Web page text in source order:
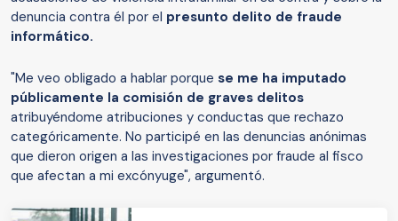
denuncia contra él por el presunto delito de fraude
informático.
"Me veo obligado a hablar porque se me ha imputado
públicamente la comisión de graves delitos
atribuyéndome atribuciones y conductas que rechazo
categóricamente. No participé en las denuncias anónimas
que dieron origen a las investigaciones por fraude al fisco
que afectan a mi excónyuge", argumentó.